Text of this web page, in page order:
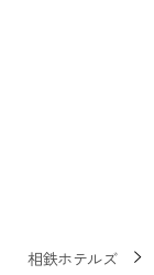
相鉄ホテルズ